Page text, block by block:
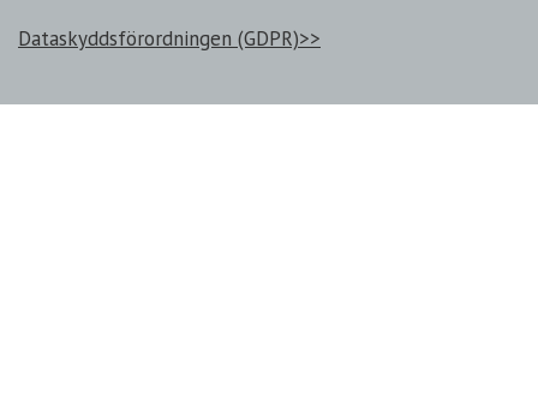
Dataskyddsförordningen (GDPR)>>